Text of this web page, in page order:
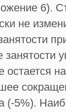
6).
не
остается
(-5%).